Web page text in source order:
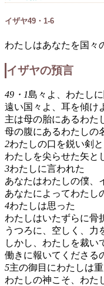
イザヤ49・1-6
わたしはあなたを国々
イザヤの預言
49・1島々よ、わたし
遠い国々よ、耳を傾け
主は母の胎にあるわた
母の腹にあるわたしの
2わたしの口を鋭い剣
わたしを尖らせた矢と
3わたしに言われた
あなたはわたしの僕、
あなたによってわたし
4わたしは思った
わたしはいたずらに骨
うつろに、空しく、力
しかし、わたしを裁い
働きに報いてくださる
5主の御目にわたしは
わたしの神こそ、わた